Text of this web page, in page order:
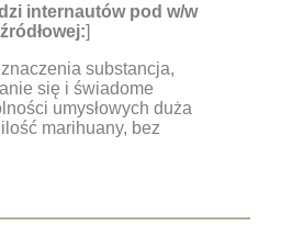
internautów pod w/w
]
substancja,
się i świadome
umysłowych duża
marihuany, bez